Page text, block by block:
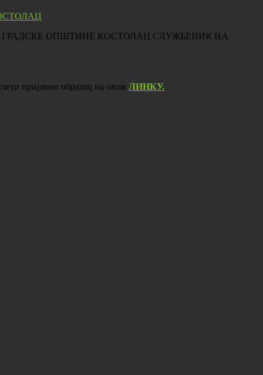
ГРАДСКЕ ОПШТИНЕ КОСТОЛАЦ СЛУЖБЕНИК НА
пријавни образац на овом ЛИНКУ.